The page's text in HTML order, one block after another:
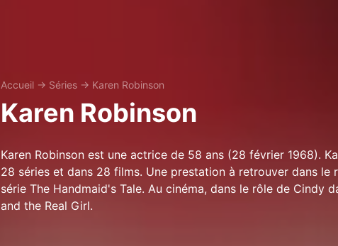
Accueil → Séries → Karen Robinson
Karen Robinson
Karen Robinson est une actrice de 58 ans (28 février 1968).
28 séries et dans 28 films. Une prestation à retrouver dans le
série The Handmaid's Tale. Au cinéma, dans le rôle de Cindy
and the Real Girl.